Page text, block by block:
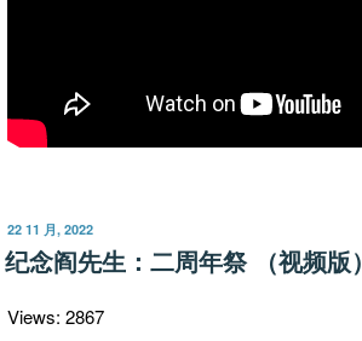
发
布
于
22 11 月, 2022
纪念阎先生：二周年祭 （视频版）
Views: 2867